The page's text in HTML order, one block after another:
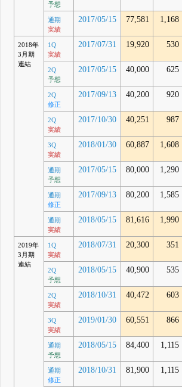
予想
通期
実績
2017/05/15 77,581 1,168
2018年
3月期
連結
1Q
実績
2017/07/31 19,920 530
2Q
予想
2017/05/15 40,000 625
2Q
修正
2017/09/13 40,200 920
2Q
実績
2017/10/30 40,251 987
3Q
実績
2018/01/30 60,887 1,608
通期
予想
2017/05/15 80,000 1,290
通期
修正
2017/09/13 80,200 1,585
通期
実績
2018/05/15 81,616 1,990
2019年
3月期
連結
1Q
実績
2018/07/31 20,300 351
2Q
予想
2018/05/15 40,900 535
2Q
実績
2018/10/31 40,472 603
3Q
実績
2019/01/30 60,551 866
通期
予想
2018/05/15 84,400 1,115
通期
修正
2018/10/31 81,900 1,115